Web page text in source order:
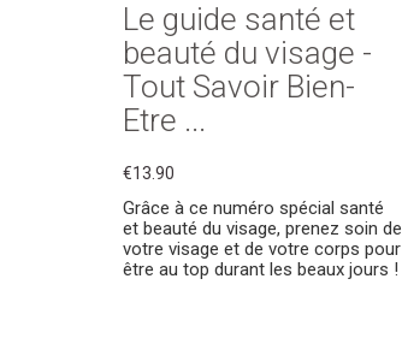
Le guide santé et
beauté du visage -
Tout Savoir Bien-
Etre ...
€13.90
Grâce à ce numéro spécial santé
et beauté du visage, prenez soin de
votre visage et de votre corps pour
être au top durant les beaux jours !